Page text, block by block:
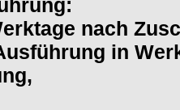
nach
in